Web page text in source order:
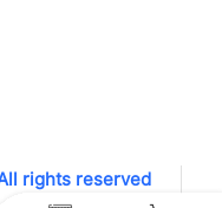
rights reserved